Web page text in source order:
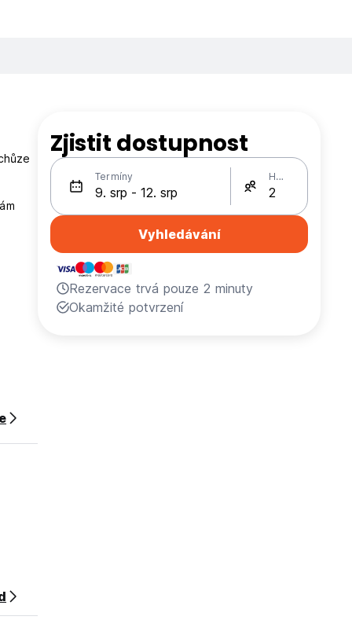
Zjistit dostupnost
Termíny Hosté
Vyhledávání
Rezervace trvá pouze 2 minuty
Okamžité potvrzení